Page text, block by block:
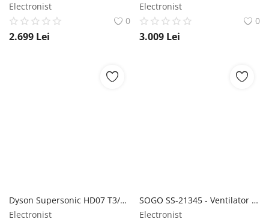
Electronist
0
2.699 Lei
Electronist
0
3.009 Lei
Dyson Supersonic HD07 T3/T4 Albastru de Prusia/coper - Uscător de păr Dyson
Electronist
SOGO SS-21345 - Ventilator stand cu oscilație 3D SOGO
Electronist